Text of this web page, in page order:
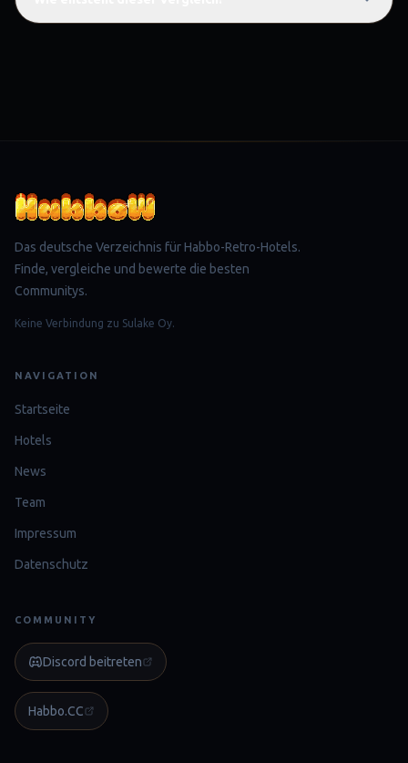
Das deutsche Verzeichnis für Habbo-Retro-Hotels.
Finde, vergleiche und bewerte die besten
Communitys.
Keine Verbindung zu Sulake Oy.
NAVIGATION
Startseite
Hotels
News
Team
Impressum
Datenschutz
COMMUNITY
Discord beitreten
Habbo.CC